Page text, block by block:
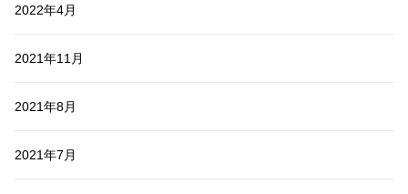
2022年4月
2021年11月
2021年8月
2021年7月